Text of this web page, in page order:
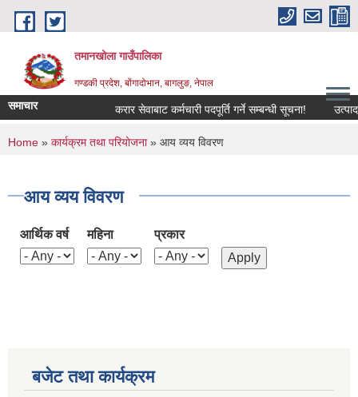
Skip to main content
तमानखोला गाउँपालिका
गण्डकी प्रदेश, बोंगादोभान, बागलुङ, नेपाल
समाचार करार सेवाबाट कर्मचारी पदपूर्ति गर्ने सम्बन्धी सूचना!
You are here
Home » कार्यक्रम तथा परियोजना» आय व्यय विवरण
आय व्यय विवरण
आर्थिक वर्ष महिना प्रकार
बजेट तथा कार्यक्रम